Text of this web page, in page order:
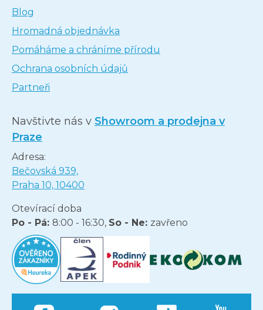
Blog
Hromadná objednávka
Pomáháme a chráníme přírodu
Ochrana osobních údajů
Partneři
Navštivte nás v Showroom a prodejna v
Praze
Adresa:
Bečovská 939,
Praha 10, 10400
Otevírací doba
Po - Pá: 8:00 - 16:30, So - Ne: zavřeno